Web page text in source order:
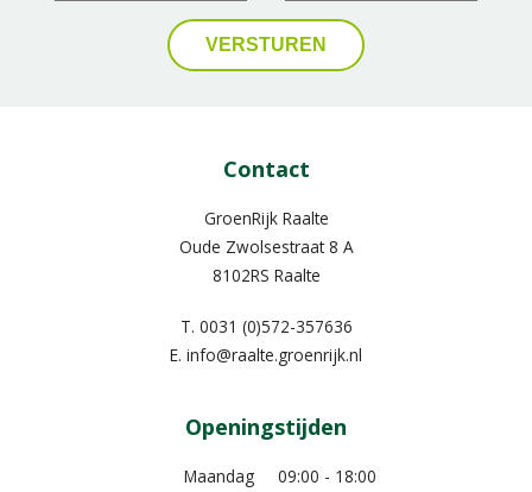
Contact
GroenRijk Raalte
Oude Zwolsestraat 8 A
8102RS Raalte
T. 0031 (0)572-357636
E. info@raalte.groenrijk.nl
Openingstijden
Maandag
09:00 - 18:00